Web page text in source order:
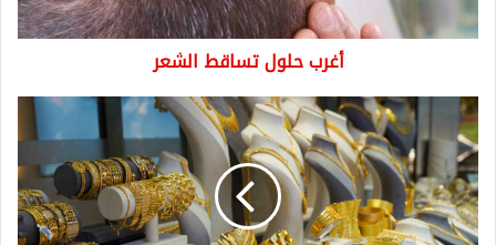
أغرب حلول تساقط الشعر
أسعار
الذهب
مساء
اليوم
14
سبتمبر